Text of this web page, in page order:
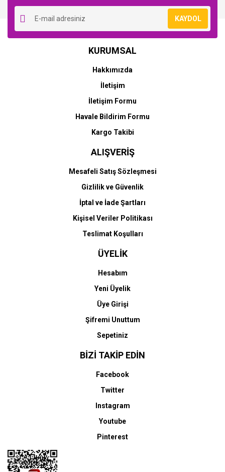
KAYDOL
KURUMSAL
Hakkımızda
İletişim
İletişim Formu
Havale Bildirim Formu
Kargo Takibi
ALIŞVERİŞ
Mesafeli Satış Sözleşmesi
Gizlilik ve Güvenlik
İptal ve İade Şartları
Kişisel Veriler Politikası
Teslimat Koşulları
ÜYELİK
Hesabım
Yeni Üyelik
Üye Girişi
Şifremi Unuttum
Sepetiniz
BİZİ TAKİP EDİN
Facebook
Twitter
Instagram
Youtube
Pinterest